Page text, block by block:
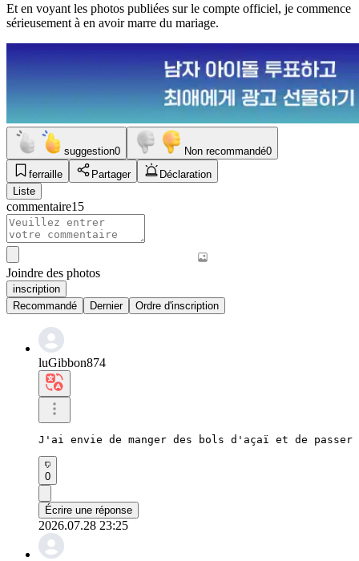
Et en voyant les photos publiées sur le compte officiel, je commence
sérieusement à en avoir marre du mariage.
suggestion0 Non recommandé0
ferraille
Partager
Déclaration
Liste
commentaire15
Joindre des photos
inscription
Recommandé
Dernier Ordre d'inscription
luGibbon874
J'ai envie de manger des bols d'açaï et de passer
0
Écrire une réponse
2026.07.28 23:25